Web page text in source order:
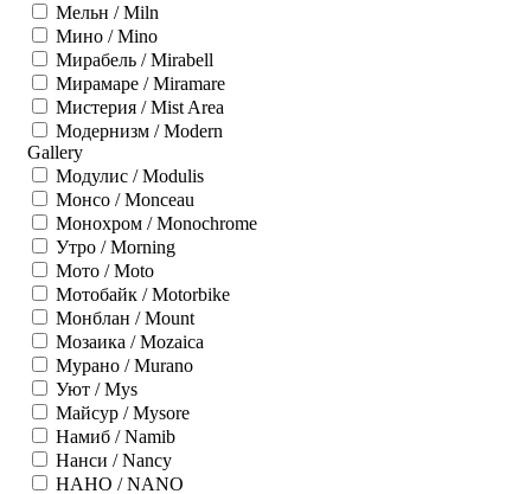
Мельн / Miln
Мино / Mino
Мирабель / Mirabell
Мирамаре / Miramare
Мистерия / Mist Area
Модернизм / Modern
Gallery
Модулис / Modulis
Монсо / Monceau
Монохром / Monochrome
Утро / Morning
Мото / Moto
Мотобайк / Motorbike
Монблан / Mount
Мозаика / Mozaica
Мурано / Murano
Уют / Mys
Майсур / Mysore
Намиб / Namib
Нанси / Nancy
НАНО / NANO